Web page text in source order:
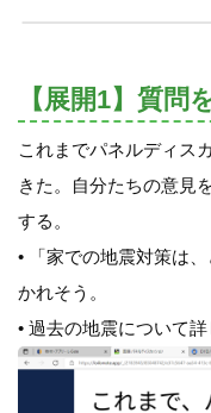
【展開1】質問
これまでパネルディス
きた。自分たちの意見
する。
• 「家での地震対策は
かれそう。
• 過去の地震について詳